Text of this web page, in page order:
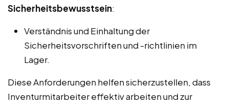
Sicherheitsbewusstsein:
Verständnis und Einhaltung der
Sicherheitsvorschriften und -richtlinien im
Lager.
Diese Anforderungen helfen sicherzustellen, dass
Inventurmitarbeiter effektiv arbeiten und zur